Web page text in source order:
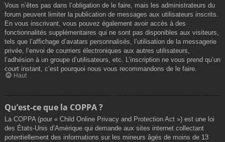
Vous n’êtes pas dans l’obligation de le faire, mais les administrateurs du
forum peuvent limiter la publication de messages aux utilisateurs inscrits.
En vous inscrivant, vous pouvez également avoir accès à des
fonctionnalités supplémentaires qui ne sont pas disponibles aux visiteurs,
tels que l’affichage d’avatars personnalisés, l’utilisation de la messagerie
privée, l’envoi de courriers électroniques aux autres utilisateurs,
l’adhésion à un groupe d’utilisateurs, etc. L’inscription ne vous prend qu’un
court instant, c’est pourquoi nous vous recommandons de le faire.
Haut
Qu’est-ce que la COPPA ?
La COPPA (pour « Child Online Privacy and Protection Act ») est une loi
des États-Unis d’Amérique qui demande aux sites internet collectant
potentiellement des informations sur les mineurs âgés de moins de 13